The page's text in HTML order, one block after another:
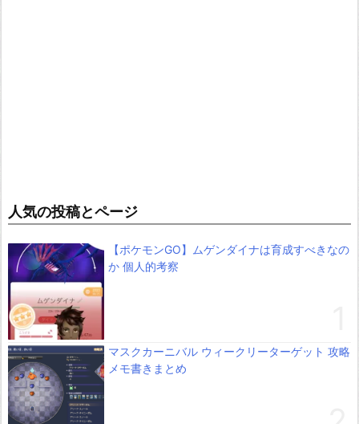
人気の投稿とページ
【ポケモンGO】ムゲンダイナは育成すべきなの
か 個人的考察
マスクカーニバル ウィークリーターゲット 攻略
メモ書きまとめ